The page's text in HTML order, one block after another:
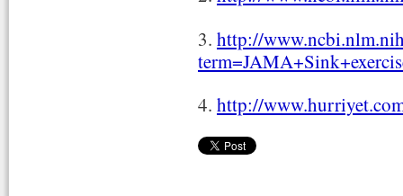
3. http://
4. http://